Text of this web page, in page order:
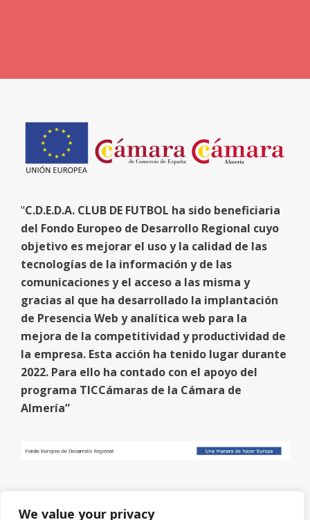
We value your privacy
"C.D.E.D.A. CLUB DE FUTBOL ha sido beneficiaria
del Fondo Europeo de Desarrollo Regional cuyo
objetivo es mejorar el uso y la calidad de las
tecnologías de la información y de las
comunicaciones y el acceso a las misma y
gracias al que ha desarrollado la implantación
de Presencia Web y analítica web para la
mejora de la competitividad y productividad de
la empresa. Esta acción ha tenido lugar durante
2022. Para ello ha contado con el apoyo del
programa TICCámaras de la Cámara de
Almería”